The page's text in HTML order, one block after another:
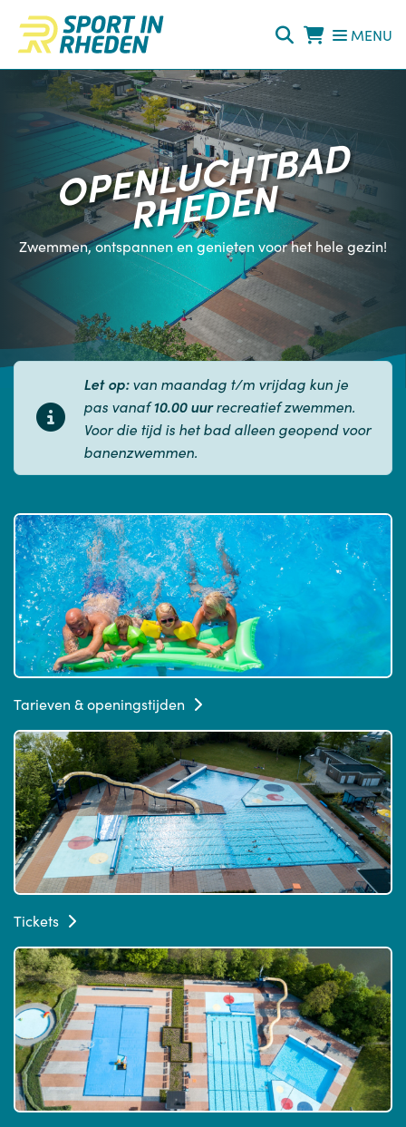
Direct naar de inhoud van de pagina
MENU
OPENLUCHTBAD
RHEDEN
Zwemmen, ontspannen en genieten voor het hele gezin!
Let op:van maandag t/m vrijdag kun je
pas vanaf10.00 uurrecreatief zwemmen.
Voor die tijd is het bad alleen geopend voor
banenzwemmen.
Tarieven & openingstijden
Tickets